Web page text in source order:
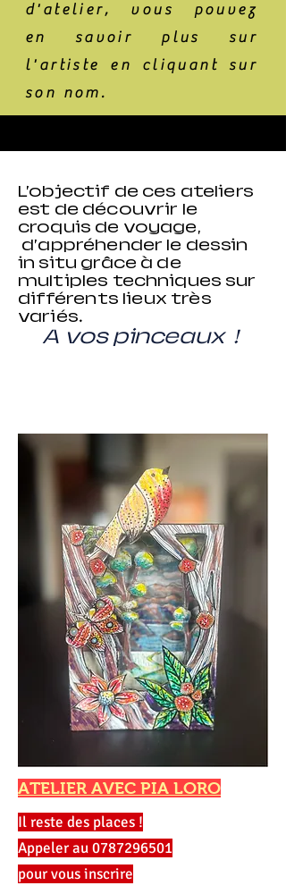
d'atelier, vous pouvez
en savoir plus sur
l'artiste en cliquant sur
son nom.
L’objectif de ces ateliers
est de découvrir le
croquis de voyage,
d’appréhender le dessin
in situ grâce à de
multiples techniques sur
différents lieux très
variés.
A vos pinceaux !
ATELIER AVEC PIA LORO
Il reste des places !
Appeler au0787296501
pour vous inscrire